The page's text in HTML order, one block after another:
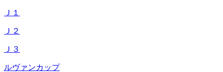
Ｊ１
Ｊ２
Ｊ３
ルヴァンカップ